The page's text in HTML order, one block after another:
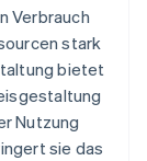
Verbrauch
stark
bietet
Nutzung
sie das